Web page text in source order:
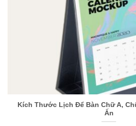
Kích Thước Lịch Để Bàn Chữ A,
Ấn